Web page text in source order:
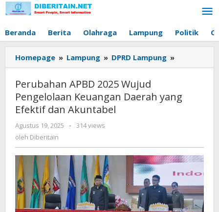
Lewati
ke
Beranda Berita Olahraga Lampung Politik
Homepage » Lampung » DPRD Lampung »
APBD
dan
Akuntabel
Perubahan APBD 2025 Wujud
Pengelolaan Keuangan Daerah yang
Efektif dan Akuntabel
Agustus 19, 2025
oleh
-
314 views
oleh Diberitain